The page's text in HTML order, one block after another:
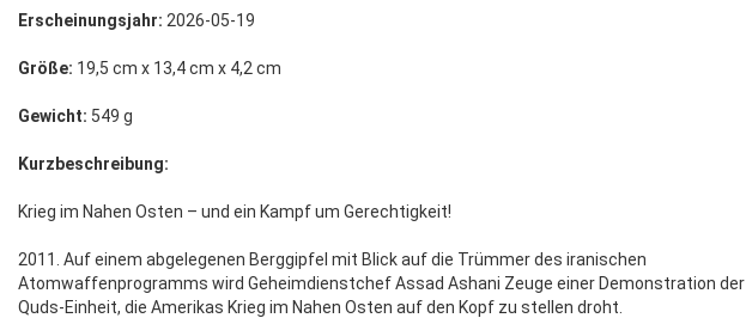
Erscheinungsjahr: 2026-05-19
Größe: 19,5 cm x 13,4 cm x 4,2 cm
Gewicht: 549 g
Kurzbeschreibung:
Krieg im Nahen Osten – und ein Kampf um Gerechtigkeit!
2011. Auf einem abgelegenen Berggipfel mit Blick auf die Trümmer des iranischen
Atomwaffenprogramms wird Geheimdienstchef Assad Ashani Zeuge einer Demonstration der
Quds-Einheit, die Amerikas Krieg im Nahen Osten auf den Kopf zu stellen droht.